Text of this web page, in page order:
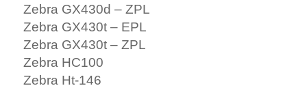
Zebra GX430d – ZPL
Zebra GX430t – EPL
Zebra GX430t – ZPL
Zebra HC100
Zebra Ht-146